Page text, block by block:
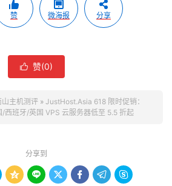
赞 微海报 分享
 赞(0)
山主机测评» JustHost.Asia 618 限时促销：
西班牙/英国 VPS 云服务器低至 5.5 折起
分享到
     